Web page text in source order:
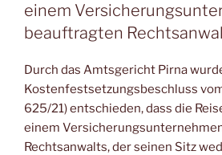
einem
beauftragten
Durch das Amtsgericht Pirna
Kostenfestsetzungsbeschluss
625/21) entschieden, dass die
einem
Rechtsanwalts, der seinen Sitz